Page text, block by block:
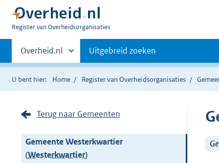
U
Register van Overheidsorganisaties
Primaire
navigatie
Andere
sites
binnen
Overheid.nl Uitgebreid zoeken
U bent hier: Home Register van Overheidsorganisaties
Terug naar Gemeenten
Gemeente Westerkwartier
(Westerkwartier)